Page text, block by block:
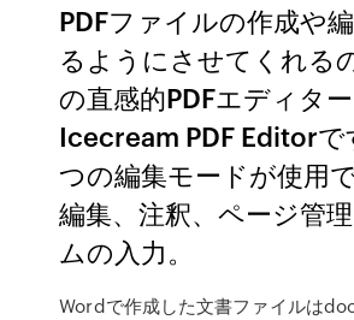
PDFファイルの作成や
るようにさせてくれる
の直感的PDFエディタ
Icecream PDF Editorで
つの編集モードが使用
編集、注釈、ページ管
ムの入力。
Wordで作成した文書ファイルは